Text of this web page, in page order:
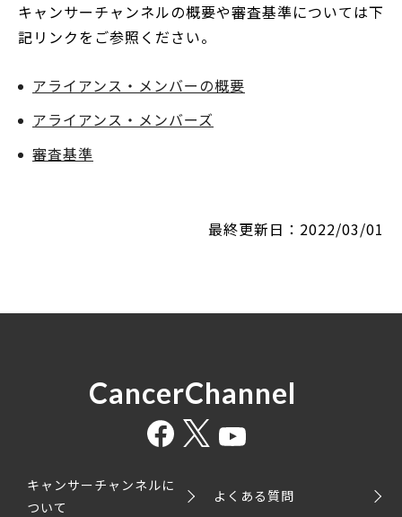
キャンサーチャンネルの概要や審査基準については下
記リンクをご参照ください。
アライアンス・メンバーの概要
アライアンス・メンバーズ
審査基準
最終更新日：2022/03/01
CancerChannel
キャンサーチャンネルに
ついて
よくある質問